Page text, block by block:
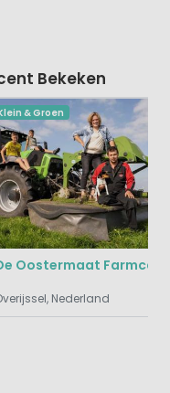
Bekeken
& Groen
Nederland